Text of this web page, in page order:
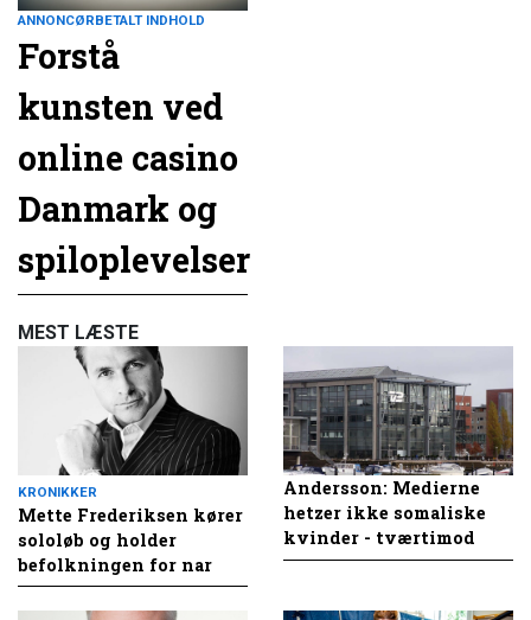
ANNONCØRBETALT INDHOLD
Forstå
kunsten ved
online casino
Danmark og
spiloplevelser
MEST LÆSTE
KRONIKKER
Mette Frederiksen kører
sololøb og holder
befolkningen for nar
Andersson: Medierne
hetzer ikke somaliske
kvinder - tværtimod